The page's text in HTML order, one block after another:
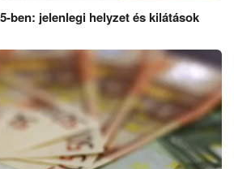
ben: jelenlegi helyzet és kilátások